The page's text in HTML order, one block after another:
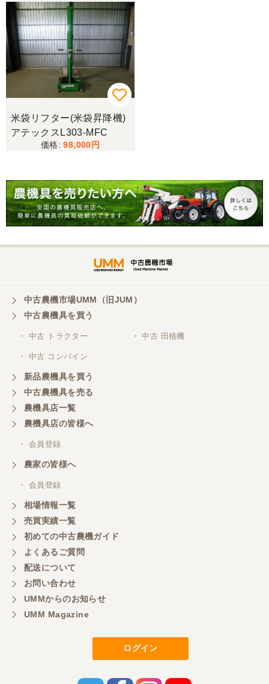
スタッフの鈴木さんが親切で機械に詳しく 丁寧にご
対応頂きました。 ありがとう！ 少し距離はあります
が、今後も農機具を買う際はのうき屋さんを利用し
ようと思います。
三重県／miraisann
写真と現物が違いすぎる
三重県／谷本勝美
三重県／谷本勝美
こちらの、対応、も、よくして、くれました。
対応も、よくしてくれました、有難うございまし
三重県／山本
対応ありがとうございました。
三重県／山本
共立シュレッターを受け取りました。 状態は問題な
く、エンジンも調子がよさそうです。 ありがとうご
ざいました。
三重県／
嫌な顔をせずに一生懸命頑張ってくれる中山さんに
感謝しています。ここで3台買いましたが、これから
もよろしくお願いしたいです。
三重県／
初めてコンバインを買いに行ったのですが、とても
明るい方に担当していただき細かく説明して下さっ
てとても嬉しかったです。
担当さんの説明が丁寧で分かりやすく、急な要望に
も迅速に対応して頂き非常に助かりました。
米袋リフター(米袋昇降機)
アテックスL303-MFC
98,000
中古農機市場UMM（旧JUM）
中古農機具を買う
・ 中古 トラクター ・ 中古 田植機
・ 中古 コンバイン
新品農機具を買う
中古農機具を売る
農機具店一覧
農機具店の皆様へ
・ 会員登録
農家の皆様へ
・ 会員登録
相場情報一覧
売買実績一覧
初めての中古農機ガイド
よくあるご質問
配送について
お問い合わせ
UMMからのお知らせ
UMM Magazine
ログイン